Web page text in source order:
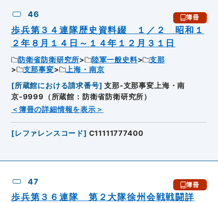
46 簿冊
歩兵第３４連隊歴史資料綴 １／２ 昭和１
２年８月１４日～１４年１２月３１日
防衛省防衛研究所 陸軍一般史料
支那
支那事変
上海・南京
[所蔵館における請求番号] 支那-支那事変上海・南
京-9999（所蔵館：防衛省防衛研究所）
＜簿冊の詳細情報を表示＞
[レファレンスコード] C11111777400
47 簿冊
歩兵第３６連隊 第２大隊徐州会戦戦闘詳